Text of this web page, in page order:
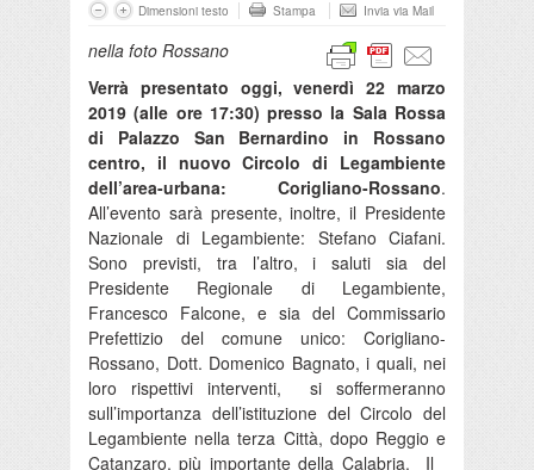
Dimensioni testo Stampa Invia via Mail
nella foto Rossano
Verrà presentato oggi, venerdì 22 marzo
2019 (alle ore 17:30) presso la Sala Rossa
di Palazzo San Bernardino in Rossano
centro, il nuovo Circolo di Legambiente
dell’area-urbana: Corigliano-Rossano.
All’evento sarà presente, inoltre, il Presidente
Nazionale di Legambiente: Stefano Ciafani.
Sono previsti, tra l’altro, i saluti sia del
Presidente Regionale di Legambiente,
Francesco Falcone, e sia del Commissario
Prefettizio del comune unico: Corigliano-
Rossano, Dott. Domenico Bagnato, i quali, nei
loro rispettivi interventi, si soffermeranno
sull’importanza dell’istituzione del Circolo del
Legambiente nella terza Città, dopo Reggio e
Catanzaro, più importante della Calabria. Il